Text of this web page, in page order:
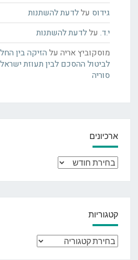
גידוס עללדעת להשתנות
י.ד.עללדעת להשתנות
מוסקוביץ אריהעל הזיקה בין
לביטול ההסכם לבין תעוזת
סוריה
ארכיונים
ארכיונים
קטגוריות
קטגוריות